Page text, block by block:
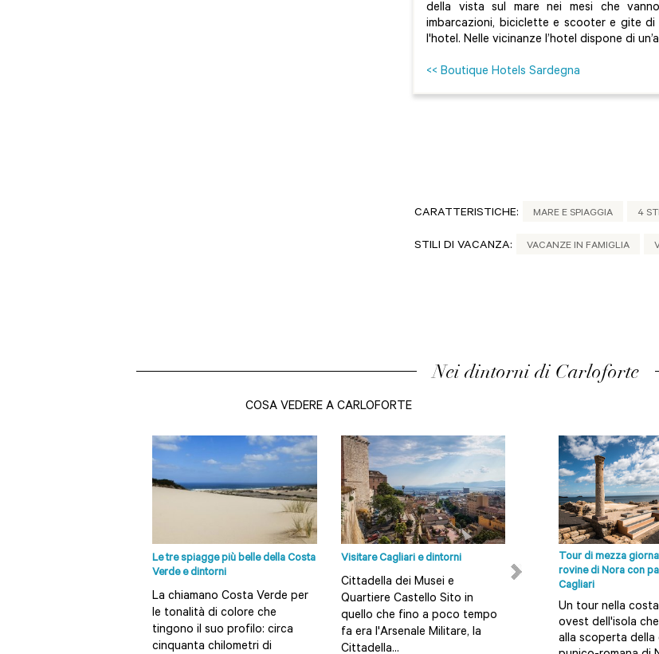
della vista sul mare nei mesi che
imbarcazioni, biciclette e scooter e gite
l'hotel. Nelle vicinanze l’hotel dispone di
<< Boutique Hotels Sardegna
CARATTERISTICHE: MARE E SPIAGGIA 4
STILI DI VACANZA: VACANZE IN FAMIGLIA
Nei dintorni di Carloforte
COSA VEDERE A CARLOFORTE
Le tre spiagge più belle della Costa
Verde e dintorni
La chiamano Costa Verde per
le tonalità di colore che
tingono il suo profilo: circa
cinquanta chilometri di
Visitare Cagliari e dintorni
Cittadella dei Musei e
Quartiere Castello Sito in
quello che fino a poco tempo
fa era l'Arsenale Militare, la
Cittadella...
12 Spiagge intorno Cagliari
Perdere
Cagliari, Villasimius,
Chia, Costa Rei, Pula e
Teulada, Teulada,
Tour di mezza
rovine di Nora con
Cagliari
Un tour nella
ovest dell'isola
alla scoperta